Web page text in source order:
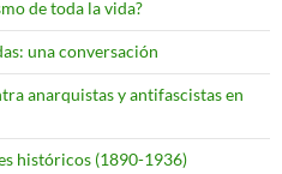
de toda la vida?
una conversación
anarquistas y antifascistas en
históricos (1890-1936)